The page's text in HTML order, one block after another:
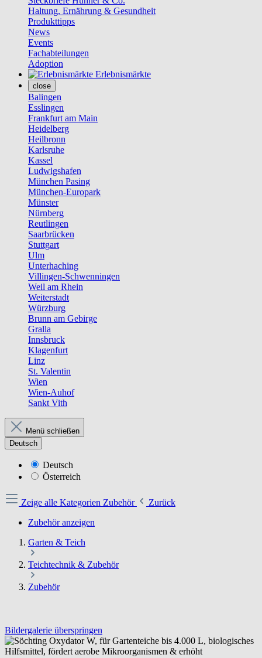
Haltung, Ernährung & Gesundheit
Produkttipps
News
Events
Fachabteilungen
Adoption
Erlebnismärkte
close
Balingen
Esslingen
Frankfurt am Main
Heidelberg
Heilbronn
Karlsruhe
Kassel
Ludwigshafen
München Pasing
München-Europark
Münster
Nürnberg
Reutlingen
Saarbrücken
Stuttgart
Ulm
Unterhaching
Villingen-Schwenningen
Weil am Rhein
Weiterstadt
Würzburg
Brunn am Gebirge
Gralla
Innsbruck
Klagenfurt
Linz
St. Valentin
Wien
Wien-Auhof
Sankt Vith
Menü schließen
Deutsch
Deutsch
Österreich
Zeige alle Kategorien Zubehör
Zurück
Zubehör anzeigen
Garten & Teich
Teichtechnik & Zubehör
Zubehör
Bildergalerie überspringen